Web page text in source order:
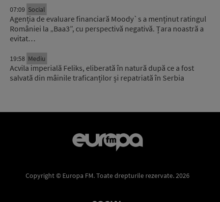
07:09 Social
Agenția de evaluare financiară Moody`s a menținut ratingul
României la „Baa3”, cu perspectivă negativă. Țara noastră a
evitat…
19:58 Mediu
Acvila imperială Feliks, eliberată în natură după ce a fost
salvată din mâinile traficanților și repatriată în Serbia
Copyright © Europa FM. Toate drepturile rezervate. 2026